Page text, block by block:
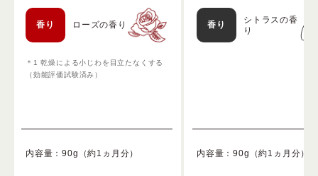
香り ローズの香り
＊1 乾燥による小じわを目立たなくする
（効能評価試験済み）
内容量：90g（約1ヵ月分）
香り
シトラスの香
り
内容量：90g（約1ヵ月分）